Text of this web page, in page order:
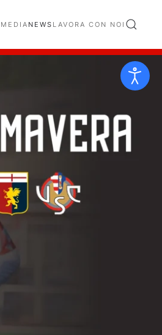
MEDIA NEWS LAVORA CON NOI